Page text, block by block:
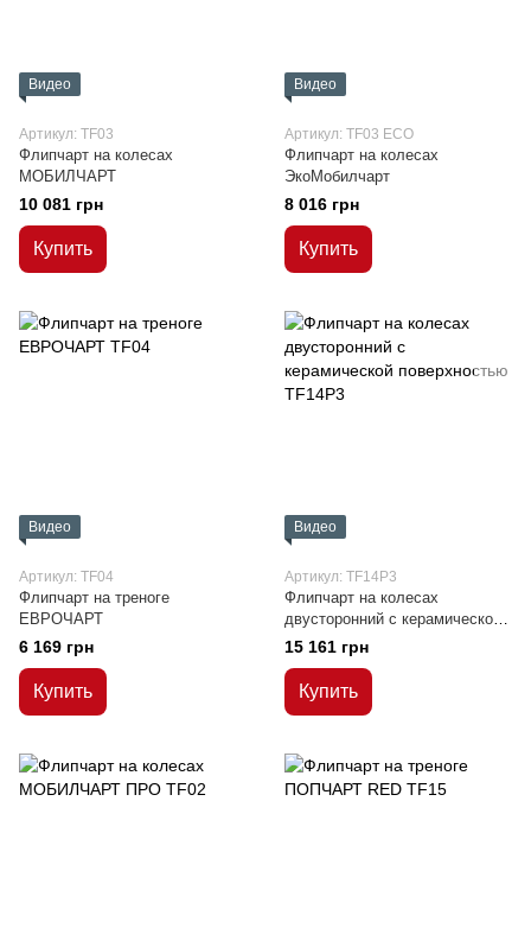
Видео
Артикул: TF03
Флипчарт на колесах
МОБИЛЧАРТ
10 081 грн
Купить
Видео
Артикул: TF03 ECO
Флипчарт на колесах
ЭкоМобилчарт
8 016 грн
Купить
Видео
Артикул: TF04
Флипчарт на треноге
ЕВРОЧАРТ
6 169 грн
Купить
Видео
Артикул: TF14P3
Флипчарт на колесах
двусторонний с керамической
поверхностью
15 161 грн
Купить